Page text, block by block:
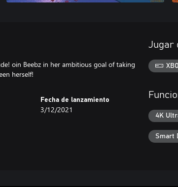
oin Beebz in her ambitious goal of taking
herself!
Fecha de lanzamiento
3/12/2021
Jugar
4K
Smart